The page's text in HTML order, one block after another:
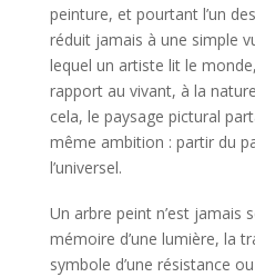
peinture, et pourtant l’un
réduit jamais à une simple
lequel un artiste lit le
rapport au vivant, à la
cela, le paysage pictural
même ambition : partir du
l’universel.
Un arbre peint n’est jamais
mémoire d’une lumière, la
symbole d’une résistance